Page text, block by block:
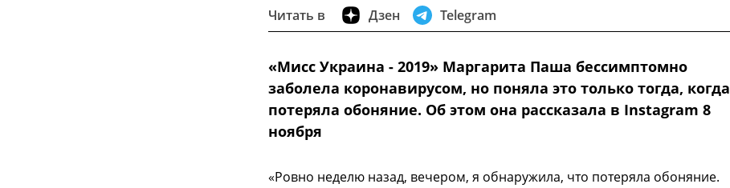
Читать в Дзен Telegram
«Мисс Украина - 2019» Маргарита Паша бессимптомно
заболела коронавирусом, но поняла это только тогда, когда
потеряла обоняние. Об этом она рассказала в Instagram 8
ноября
«Ровно неделю назад, вечером, я обнаружила, что потеряла обоняние.